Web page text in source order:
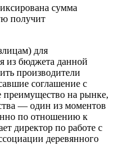
сумма
получит
для
из бюджета данной
производители
соглашение с
на рынке,
— один из моментов
по отношению к
директор по работе с
деревянного